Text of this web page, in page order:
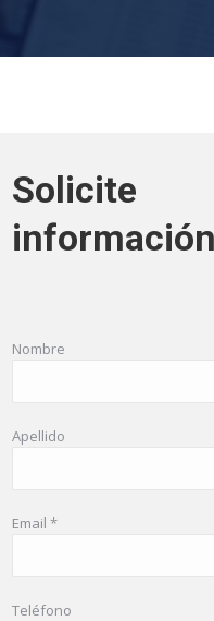
Solicite
información
Nombre
Apellido
Email *
Teléfono